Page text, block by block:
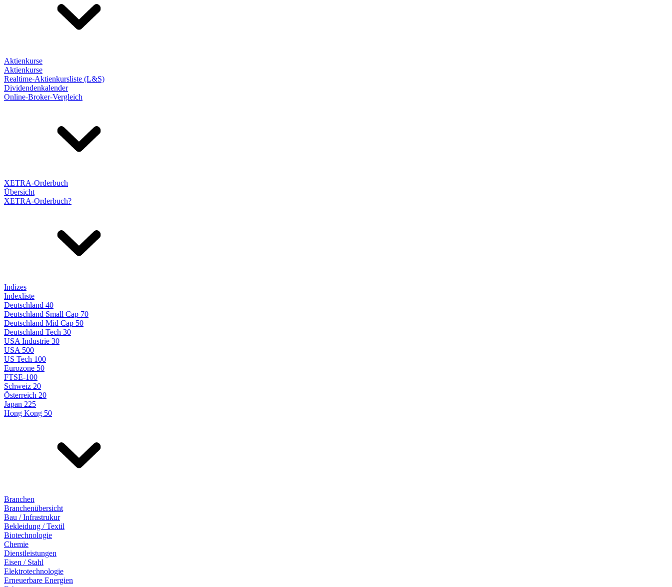
Aktienkurse
Aktienkurse
Realtime-Aktienkursliste (L&S)
Dividendenkalender
Online-Broker-Vergleich
XETRA-Orderbuch
Übersicht
XETRA-Orderbuch?
Indizes
Indexliste
Deutschland 40
Deutschland Small Cap 70
Deutschland Mid Cap 50
Deutschland Tech 30
USA Industrie 30
USA 500
US Tech 100
Eurozone 50
FTSE-100
Schweiz 20
Österreich 20
Japan 225
Hong Kong 50
Branchen
Branchenübersicht
Bau / Infrastrukur
Bekleidung / Textil
Biotechnologie
Chemie
Dienstleistungen
Eisen / Stahl
Elektrotechnologie
Erneuerbare Energien